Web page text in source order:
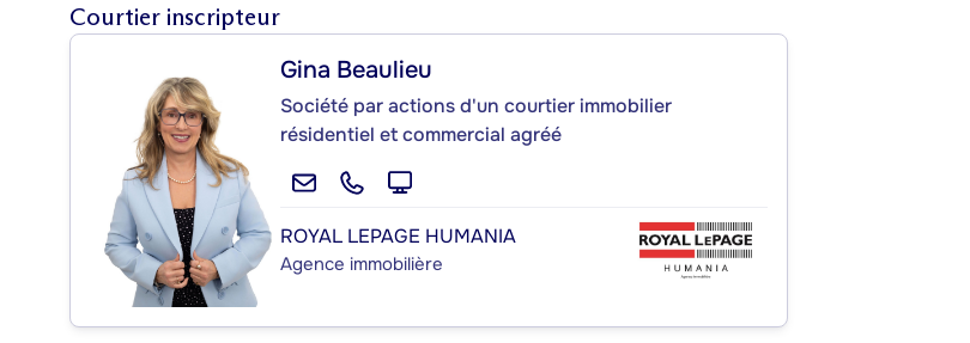
Courtier inscripteur
Gina Beaulieu
Société par actions d'un courtier immobilier
résidentiel et commercial agréé
ROYAL LEPAGE HUMANIA
Agence immobilière